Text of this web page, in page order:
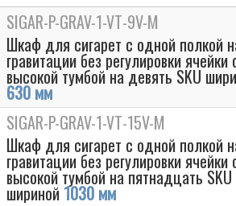
SIGAR-P-GRAV-1-VT-9V-M
Шкаф для сигарет с одной полкой
гравитации без регулировки ячейки
высокой тумбой на девять SKU
630 мм
SIGAR-P-GRAV-1-VT-15V-M
Шкаф для сигарет с одной полкой
гравитации без регулировки ячейки
высокой тумбой на пятнадцать SKU
шириной 1030 мм